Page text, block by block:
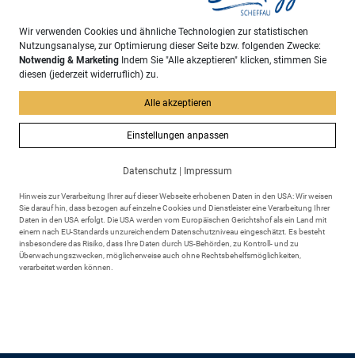
Schlechta, RolandLeiter des Bauamtes
Symelka, PetraZuständig in
technischen Fragen des...
Bauamt
zurück
Wir verwenden Cookies und ähnliche Technologien zur statistischen
Nutzungsanalyse, zur Optimierung dieser Seite bzw. folgenden Zwecke:
Notwendig & Marketing Indem Sie "Alle akzeptieren" klicken, stimmen Sie
diesen (jederzeit widerruflich) zu.
Alle akzeptieren
Einstellungen anpassen
Datenschutz | Impressum
Hinweis zur Verarbeitung Ihrer auf dieser Webseite erhobenen Daten in den USA: Wir weisen
Sie darauf hin, dass bezogen auf einzelne Cookies und Dienstleister eine Verarbeitung Ihrer
Daten in den USA erfolgt. Die USA werden vom Europäischen Gerichtshof als ein Land mit
einem nach EU-Standards unzureichendem Datenschutzniveau eingeschätzt. Es besteht
insbesondere das Risiko, dass Ihre Daten durch US-Behörden, zu Kontroll- und zu
Überwachungszwecken, möglicherweise auch ohne Rechtsbehelfsmöglichkeiten,
verarbeitet werden können.